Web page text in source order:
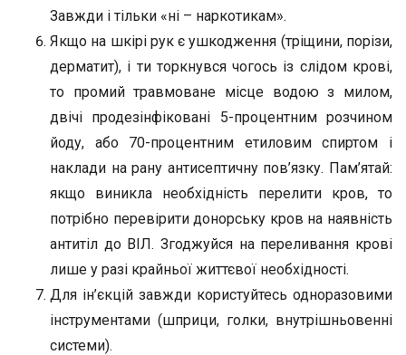
Завжди і тільки «ні – наркотикам».
Якщо на шкірі рук є ушкодження (тріщини, порізи,
дерматит), і ти торкнувся чогось із слідом крові,
то промий травмоване місце водою з милом,
двічі продезінфіковані 5-процентним розчином
йоду, або 70-процентним етиловим спиртом і
наклади на рану антисептичну пов’язку. Пам’ятай:
якщо виникла необхідність перелити кров, то
потрібно перевірити донорську кров на наявність
антитіл до ВІЛ. Згоджуйся на переливання крові
лише у разі крайньої життєвої необхідності.
Для ін’єкцій завжди користуйтесь одноразовими
інструментами (шприци, голки, внутрішньовенні
системи).